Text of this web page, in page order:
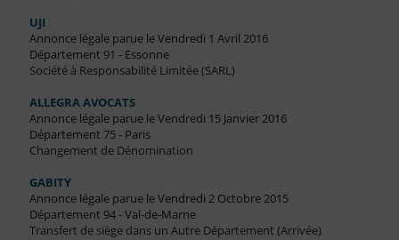
UJI
Annonce légale parue le Vendredi 1 Avril 2016
Département 91 - Essonne
Société à Responsabilité Limitée (SARL)
ALLEGRA AVOCATS
Annonce légale parue le Vendredi 15 Janvier 2016
Département 75 - Paris
Changement de Dénomination
GABITY
Annonce légale parue le Vendredi 2 Octobre 2015
Département 94 - Val-de-Marne
Transfert de siège dans un Autre Département (Arrivée)